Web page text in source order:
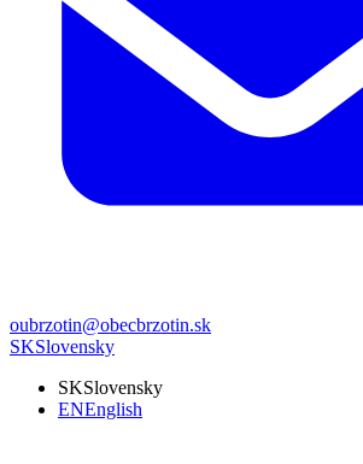
oubrzotin@obecbrzotin.sk
SKSlovensky
SKSlovensky
ENEnglish